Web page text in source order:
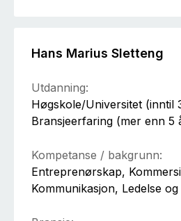
Hans Marius Sletteng
Utdanning:
Høgskole/Universitet (inntil
Bransjeerfaring (mer enn 5
Kompetanse / bakgrunn:
Entreprenørskap,
Kommunikasjon, Ledelse